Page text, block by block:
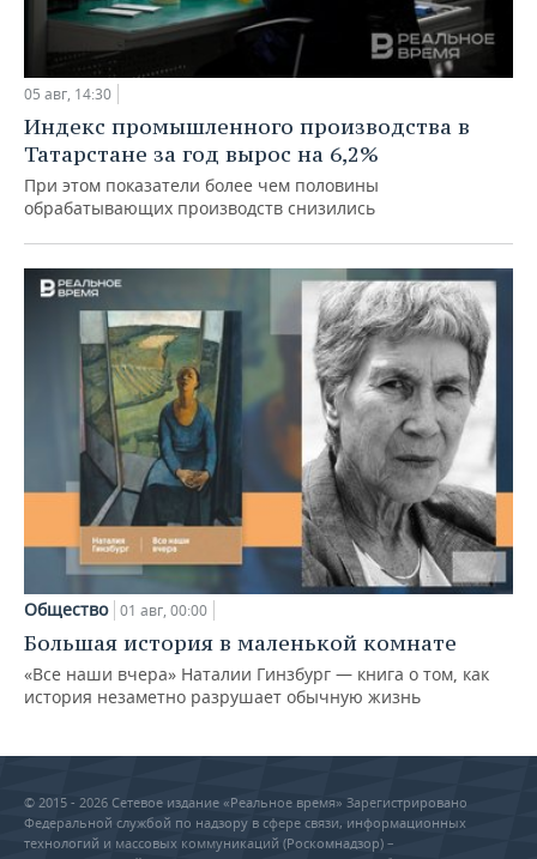
05 авг, 14:30
Индекс промышленного производства в
Татарстане за год вырос на 6,2%
При этом показатели более чем половины
обрабатывающих производств снизились
Общество 01 авг, 00:00
Большая история в маленькой комнате
«Все наши вчера» Наталии Гинзбург — книга о том, как
история незаметно разрушает обычную жизнь
© 2015 - 2026 Сетевое издание «Реальное время» Зарегистрировано
Федеральной службой по надзору в сфере связи, информационных
технологий и массовых коммуникаций (Роскомнадзор) –